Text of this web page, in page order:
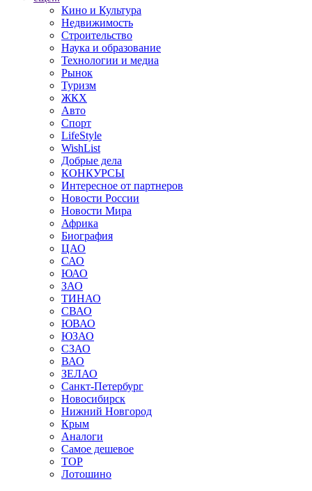
Кино и Культура
Недвижимость
Строительство
Наука и образование
Технологии и медиа
Рынок
Туризм
ЖКХ
Авто
Спорт
LifeStyle
WishList
Добрые дела
КОНКУРСЫ
Интересное от партнеров
Новости России
Новости Мира
Африка
Биография
ЦАО
САО
ЮАО
ЗАО
ТИНАО
СВАО
ЮВАО
ЮЗАО
СЗАО
ВАО
ЗЕЛАО
Санкт-Петербург
Новосибирск
Нижний Новгород
Крым
Аналоги
Самое дешевое
TOP
Лотошино